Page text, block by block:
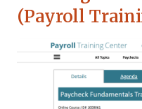
(Payroll